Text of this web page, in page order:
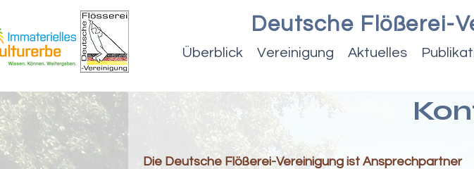
Deutsche Flößerei-
Überblick Vereinigung Aktuelles
Die Deutsche Flößerei-Vereinigung ist Ansprechpartner